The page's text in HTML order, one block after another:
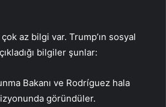
az bilgi var. Trump’ın sosyal
bilgiler şunlar:
Bakanı ve Rodríguez hala
göründüler.